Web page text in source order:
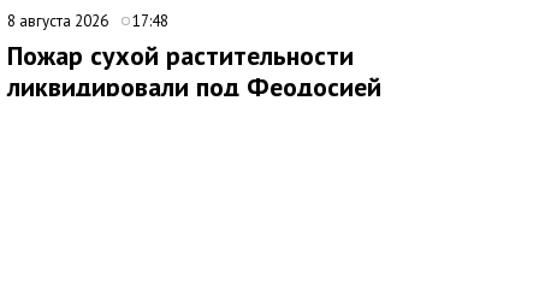
8 августа 2026 17:48
Пожар сухой растительности
ликвидировали под Феодосией